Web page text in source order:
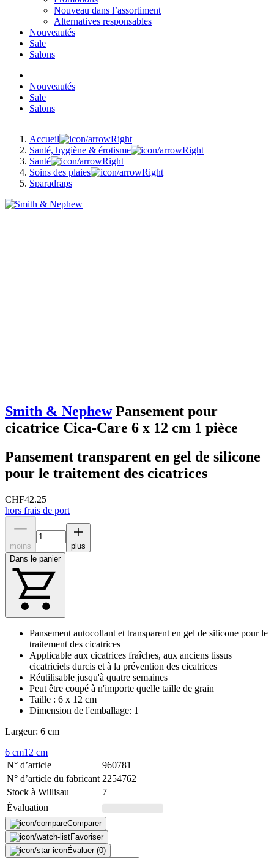
Nouveau dans l’assortiment
Alternatives responsables
Nouveautés
Sale
Salons
Nouveautés
Sale
Salons
Accueil
Santé, hygiène & érotisme
Santé
Soins des plaies
Sparadraps
Smith & NephewPansement pour
cicatrice Cica-Care 6 x 12 cm 1 pièce
Pansement transparent en gel de silicone
pour le traitement des cicatrices
CHF42.25
hors frais de port
moins
plus
Dans le panier
Pansement autocollant et transparent en gel de silicone pour le
traitement des cicatrices
Applicable aux cicatrices fraîches, aux anciens tissus
cicatriciels durcis et à la prévention des cicatrices
Réutilisable jusqu'à quatre semaines
Peut être coupé à n'importe quelle taille de grain
Taille : 6 x 12 cm
Dimension de l'emballage: 1
Largeur: 6 cm
6 cm12 cm
N° d’article
960781
N° d’article du fabricant 2254762
Stock à Willisau
7
Évaluation
Comparer
Favoriser
Évaluer (0)